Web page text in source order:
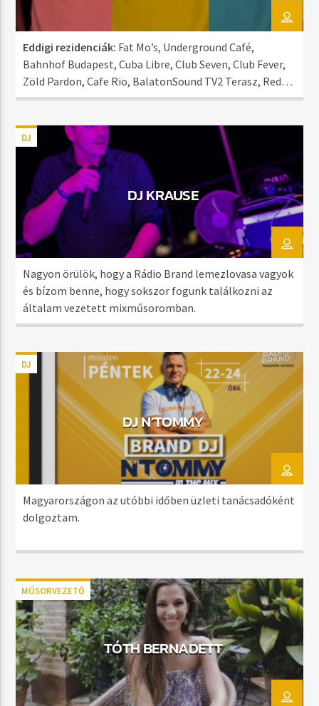
Eddigi rezidenciák: Fat Mo’s, Underground Café,
Bahnhof Budapest, Cuba Libre, Club Seven, Club Fever,
Zöld Pardon, Cafe Rio, BalatonSound TV2 Terasz, Red
Bull Air Race Budapest.Rádió:Rádió 1, Class FM
DJ
DJ KRAUSE
Nagyon örülök, hogy a Rádio Brand lemezlovasa vagyok
és bízom benne, hogy sokszor fogunk találkozni az
általam vezetett mixműsoromban.
DJ
DJ N’TOMMY
Magyarországon az utóbbi időben üzleti tanácsadóként
dolgoztam.
MŰSORVEZETŐ
TÓTH BERNADETT